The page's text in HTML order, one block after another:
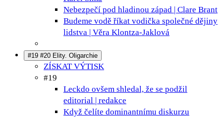
Nebezpečí pod hladinou západ | Clare Brant
Budeme vodě říkat vodička společné dějiny
lidstva | Věra Klontza-Jaklová
#19 #20 Elity. Oligarchie
ZÍSKAT VÝTISK
#19
Leckdo ovšem shledal, že se podžil
editorial | redakce
Když čelíte dominantnímu diskurzu